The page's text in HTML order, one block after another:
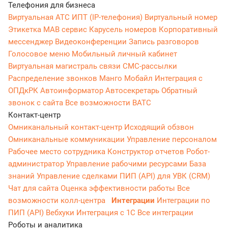
Телефония для бизнеса
Виртуальная АТС ИПТ (IP-телефония) Виртуальный номер
Этикетка МАВ сервис Карусель номеров Корпоративный
мессенджер Видеоконференции Запись разговоров
Голосовое меню Мобильный личный кабинет
Виртуальная магистраль связи СМС-рассылки
Распределение звонков Манго Мобайл Интеграция с
ОПДкРК Автоинформатор Автосекретарь Обратный
звонок с сайта Все возможности ВАТС
Контакт-центр
Омниканальный контакт-центр Исходящий обзвон
Омниканальные коммуникации Управление персоналом
Рабочее место сотрудника Конструктор отчетов Робот-
администратор Управление рабочими ресурсами База
знаний Управление сделками ПИП (API) для УВК (CRM)
Чат для сайта Оценка эффективности работы Все
возможности колл-центра
Интеграции Интеграции по
ПИП (API) Вебхуки Интеграция с 1С Все интеграции
Роботы и аналитика